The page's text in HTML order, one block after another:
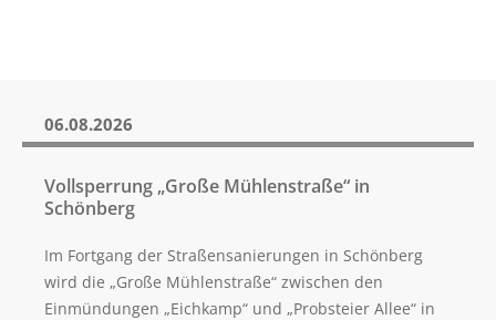
Vorübergehende Einstellung der ALFA-
Wochenend-/Feiertagsfahrten im Bereich
Vollsperrung der Straße Eichkamp in
Schönberg
Vollsperrung der Segeberger Landstraße in
Bornhöved
keyboard
changing
dates.
06.08.2026
Vollsperrung „Große Mühlenstraße“ in
Schönberg
Im Fortgang der Straßensanierungen in Schönberg
wird die „Große Mühlenstraße“ zwischen den
Einmündungen „Eichkamp“ und „Probsteier Allee“ in